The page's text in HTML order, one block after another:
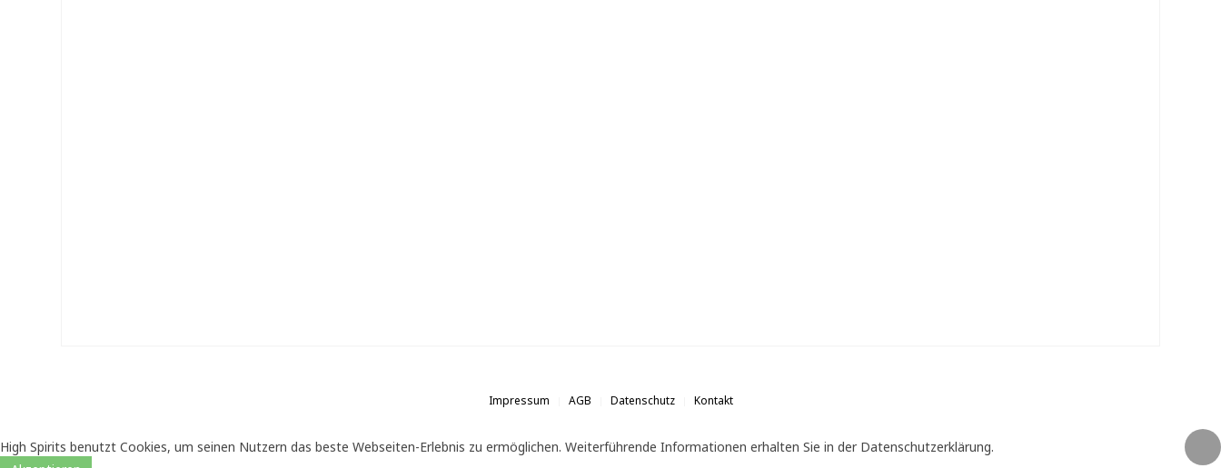
Impressum AGB Datenschutz Kontakt
High Spirits benutzt Cookies, um seinen Nutzern das beste Webseiten-Erlebnis zu ermöglichen. Weiterführende Informationen erhalten Sie in der Datenschutzerklärung.